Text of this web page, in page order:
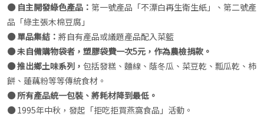
● 自主開發綠色產品： 第一號產品「不漂白再生衛生紙」、第二號產
品「綠主張木棉豆腐」
● 單品集結： 將自有產品或議題產品配入菜籃
● 未自備購物袋者，塑膠袋費一次5元，作為農檢捐款。
●推出鄉土味系列， 包括發糕、麵線、蔭冬瓜、菜豆乾、瓢瓜乾、柿
餅、蓮藕粉等等傳統食材。
● 所有產品統一包裝、將耗材降到最低。
● 1995年中秋，發起「拒吃拒買燕窩食品」活動。